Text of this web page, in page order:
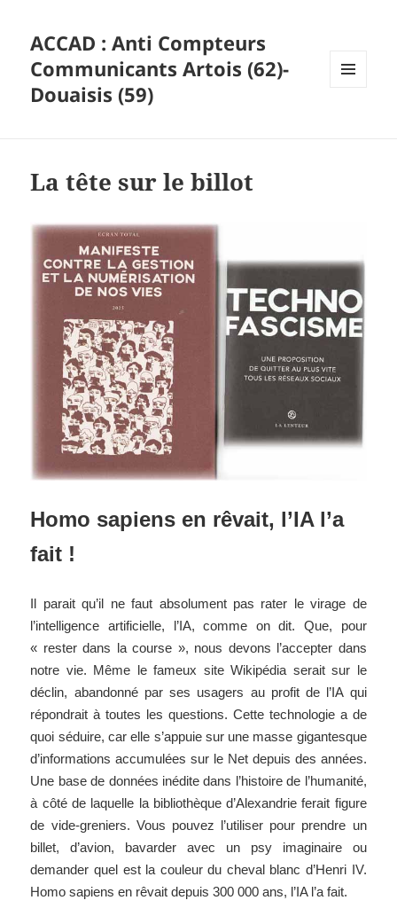
ACCAD : Anti Compteurs
Communicants Artois (62)-
Douaisis (59)
La tête sur le billot
Homo sapiens en rêvait, l’IA l’a
fait !
Il parait qu’il ne faut absolument pas rater le virage de
l’intelligence artificielle, l’IA, comme on dit. Que, pour
« rester dans la course », nous devons l’accepter dans
notre vie. Même le fameux site Wikipédia serait sur le
déclin, abandonné par ses usagers au profit de l’IA qui
répondrait à toutes les questions. Cette technologie a de
quoi séduire, car elle s’appuie sur une masse gigantesque
d’informations accumulées sur le Net depuis des années.
Une base de données inédite dans l’histoire de l’humanité,
à côté de laquelle la bibliothèque d’Alexandrie ferait figure
de vide-greniers. Vous pouvez l’utiliser pour prendre un
billet, d’avion, bavarder avec un psy imaginaire ou
demander quel est la couleur du cheval blanc d’Henri IV.
Homo sapiens en rêvait depuis 300 000 ans, l’IA l’a fait.